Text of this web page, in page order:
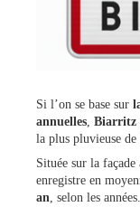
Si l’on se base sur
annuelles, Biarritz
la plus pluvieuse
Située sur la
enregistre en
an, selon les